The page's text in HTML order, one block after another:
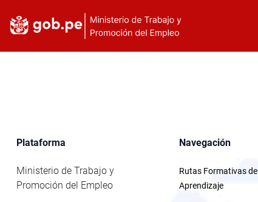
Plataforma
Ministerio de Trabajo y
Promoción del Empleo
Navegación
Rutas Formativas de
Aprendizaje